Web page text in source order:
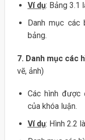
Ví dụ: Bảng 3.1
Danh mục
bảng.
7. Danh mục các
vẽ, ảnh)
Các hình
của khóa luận.
Ví dụ: Hình 2.2